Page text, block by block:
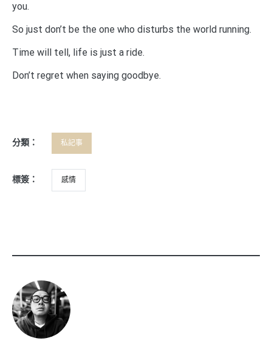
you.
So just don’t be the one who disturbs the world running.
Time will tell, life is just a ride.
Don’t regret when saying goodbye.
分類： 私記事
標簽： 感情